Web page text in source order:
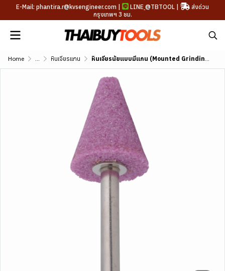
E-Mail: phantira.r@kvsengineer.com | LINE @TBTOOL |
ส่งด่วน
กรุงเทพฯ 3 ชม.
Home ... หินเจียรแกน หินเจียรนัยแบบมีแกน (Mounted Grinding Stone)